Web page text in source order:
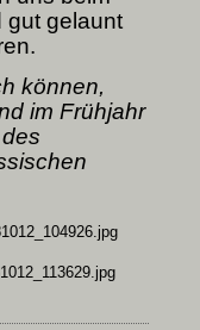
gut gelaunt
können,
im Frühjahr